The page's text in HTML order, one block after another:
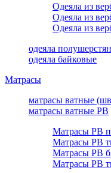
Одеяла из
Одеяла из
Одеяла из
одеяла
одеяла байковые
Матрасы
матрасы ватные
матрасы ватные РВ
Матрасы РВ
Матрасы РВ
Матрасы РВ
Матрасы РВ